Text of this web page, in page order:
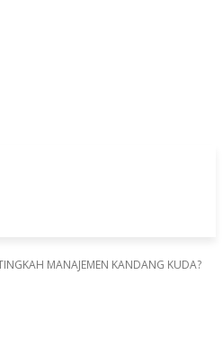
MANAJEMEN KANDANG KUDA?